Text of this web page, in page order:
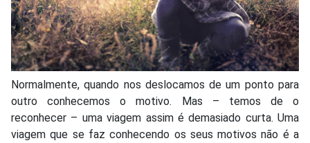
Normalmente, quando nos deslocamos de um ponto para
outro conhecemos o motivo. Mas – temos de o
reconhecer – uma viagem assim é demasiado curta. Uma
viagem que se faz conhecendo os seus motivos não é a